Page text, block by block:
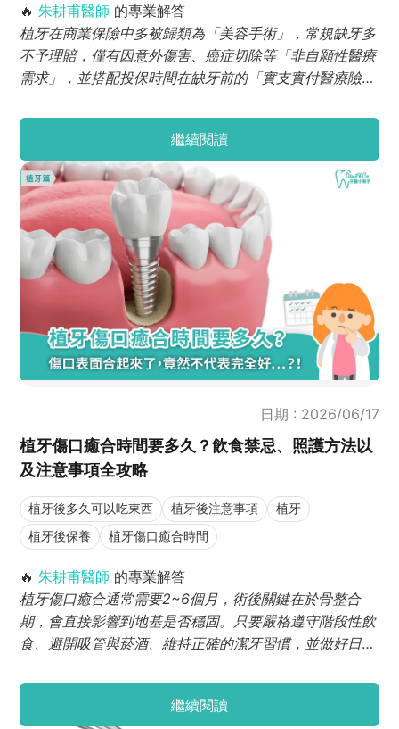
🔥 朱耕甫醫師 的專業解答
植牙在商業保險中多被歸類為「美容手術」，常規缺牙多
不予理賠，僅有因意外傷害、癌症切除等「非自願性醫療
需求」，並搭配投保時間在缺牙前的「實支實付醫療險」
到的案例，多是針對補骨、牙周病治療等緣由進行理賠，
並非理賠植牙本身，建議術前務必詳細審閱保單條款，並
請醫師協助開立符合真實病因的診斷書。
繼續閱讀
日期 : 2026/06/17
植牙傷口癒合時間要多久？飲食禁忌、照護方法以
及注意事項全攻略
植牙後多久可以吃東西 植牙後注意事項
植牙
植牙後保養
植牙傷口癒合時間
🔥 朱耕甫醫師 的專業解答
植牙傷口癒合通常需要2~6個月，術後關鍵在於骨整合
期，會直接影響到地基是否穩固。只要嚴格遵守階段性飲
食、避開吸管與菸酒、維持正確的潔牙習慣，並做好日常
健康咀嚼力。
繼續閱讀